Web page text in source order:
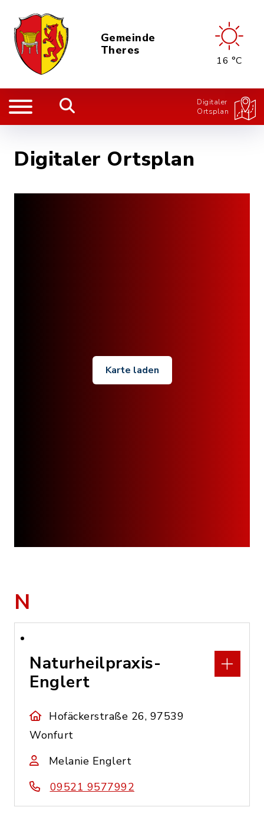
Gemeinde
Theres
16 °C
Digitaler
Ortsplan
Digitaler Ortsplan
Karte laden
N
Naturheilpraxis-
Englert
Hofäckerstraße 26, 97539
Wonfurt
Melanie Englert
09521 9577992